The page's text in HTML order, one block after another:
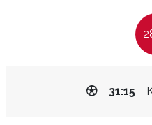
31:15